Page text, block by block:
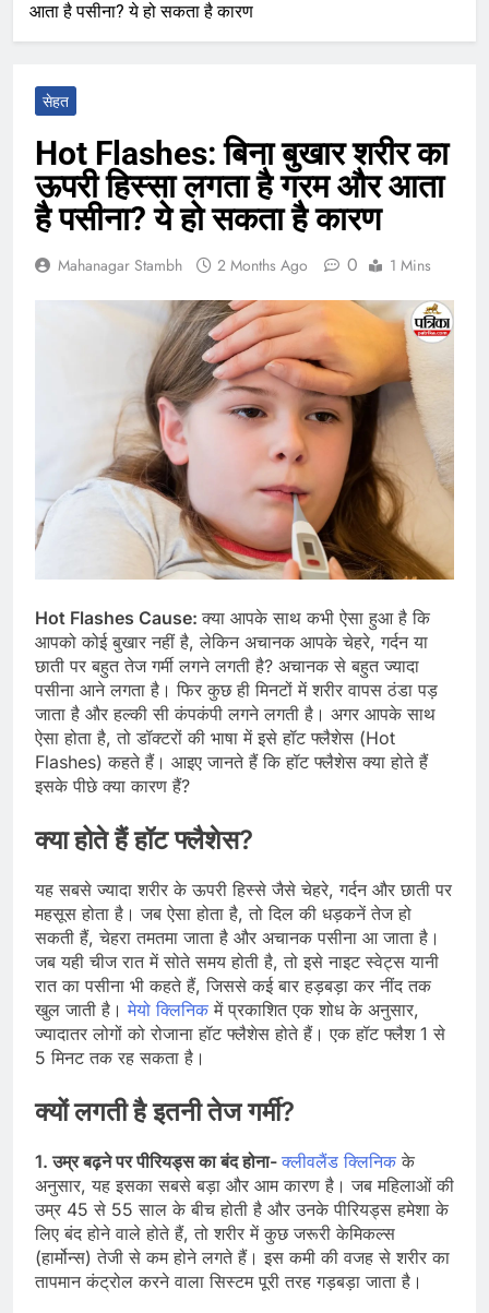
आता है पसीना? ये हो सकता है कारण
सेहत
Hot Flashes: बिना बुखार शरीर का
ऊपरी हिस्सा लगता है गरम और आता
है पसीना? ये हो सकता है कारण
Mahanagar Stambh 2 Months Ago 0 1 Mins
Hot Flashes Cause:क्या आपके साथ कभी ऐसा हुआ है कि
आपको कोई बुखार नहीं है, लेकिन अचानक आपके चेहरे, गर्दन या
छाती पर बहुत तेज गर्मी लगने लगती है? अचानक से बहुत ज्यादा
पसीना आने लगता है। फिर कुछ ही मिनटों में शरीर वापस ठंडा पड़
जाता है और हल्की सी कंपकंपी लगने लगती है। अगर आपके साथ
ऐसा होता है, तो डॉक्टरों की भाषा में इसे हॉट फ्लैशेस (Hot
Flashes) कहते हैं। आइए जानते हैं कि हॉट फ्लैशेस क्या होते हैं
इसके पीछे क्या कारण हैं?
क्या होते हैं हॉट फ्लैशेस?
यह सबसे ज्यादा शरीर के ऊपरी हिस्से जैसे चेहरे, गर्दन और छाती पर
महसूस होता है। जब ऐसा होता है, तो दिल की धड़कनें तेज हो
सकती हैं, चेहरा तमतमा जाता है और अचानक पसीना आ जाता है।
जब यही चीज रात में सोते समय होती है, तो इसे नाइट स्वेट्स यानी
रात का पसीना भी कहते हैं, जिससे कई बार हड़बड़ा कर नींद तक
खुल जाती है।मेयो क्लिनिक में प्रकाशित एक शोध के अनुसार,
ज्यादातर लोगों को रोजाना हॉट फ्लैशेस होते हैं। एक हॉट फ्लैश 1 से
5 मिनट तक रह सकता है।
क्यों लगती है इतनी तेज गर्मी?
1. उम्र बढ़ने पर पीरियड्स का बंद होना-क्लीवलैंड क्लिनिकके
अनुसार, यह इसका सबसे बड़ा और आम कारण है। जब महिलाओं की
उम्र 45 से 55 साल के बीच होती है और उनके पीरियड्स हमेशा के
लिए बंद होने वाले होते हैं, तो शरीर में कुछ जरूरी केमिकल्स
(हार्मोन्स) तेजी से कम होने लगते हैं। इस कमी की वजह से शरीर का
तापमान कंट्रोल करने वाला सिस्टम पूरी तरह गड़बड़ा जाता है।